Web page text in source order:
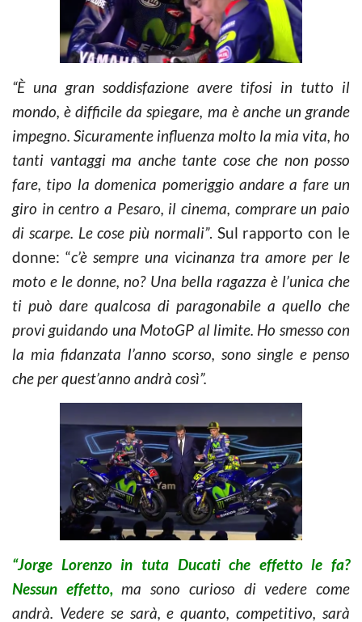
“È una gran soddisfazione avere tifosi in tutto il
mondo, è difficile da spiegare, ma è anche un grande
impegno. Sicuramente influenza molto la mia vita, ho
tanti vantaggi ma anche tante cose che non posso
fare, tipo la domenica pomeriggio andare a fare un
giro in centro a Pesaro, il cinema, comprare un paio
di scarpe. Le cose più normali”. Sul rapporto con le
donne: “c’è sempre una vicinanza tra amore per le
moto e le donne, no? Una bella ragazza è l’unica che
ti può dare qualcosa di paragonabile a quello che
provi guidando una MotoGP al limite. Ho smesso con
la mia fidanzata l’anno scorso, sono single e penso
che per quest’anno andrà così”.
“Jorge Lorenzo in tuta Ducati che effetto le fa?
Nessun effetto,ma sono curioso di vedere come
andrà. Vedere se sarà, e quanto, competitivo, sarà